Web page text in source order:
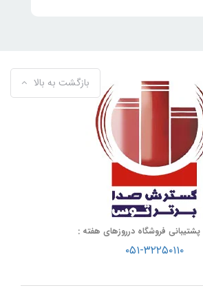
بازگشت به بالا
پشتیبانی فروشگاه درروزهای هفته :
۰۵۱-۳۲۲۵۰۱۱۰